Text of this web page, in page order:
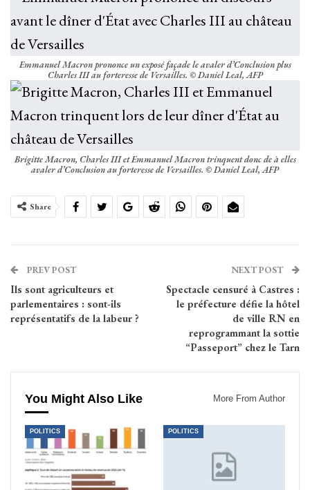
Emmanuel Macron prononce un exposé façade le avaler d’Conclusion plus
Charles III au forteresse de Versailles. © Daniel Leal, AFP
Brigitte Macron, Charles III et Emmanuel Macron trinquent donc de à elles
avaler d’Conclusion au forteresse de Versailles. © Daniel Leal, AFP
Share
PREV POST
Ils sont agriculteurs et
parlementaires : sont-ils
représentatifs de la labeur ?
NEXT POST
Spectacle censuré à Castres :
le préfecture défie la hôtel
de ville RN en
reprogrammant la sottie
“Passeport” chez le Tarn
You Might Also Like More From Author
POLITICS POLITICS